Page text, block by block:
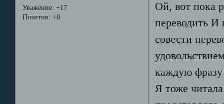
Уважение: +17
Позитив: +0
Ой, вот пока
переводитьИ
совести
каждую фразу
Я тоже